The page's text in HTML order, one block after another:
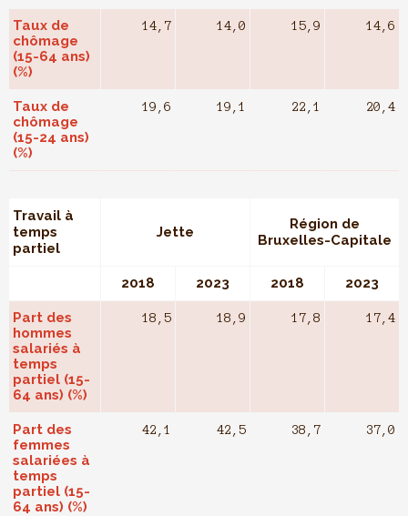
Taux de
chômage
(15-64 ans)
(%)
14,7 14,0 15,9 14,6
Taux de
chômage
(15-24 ans)
(%)
19,6 19,1 22,1 20,4
Travail à
temps
partiel
Jette
Région de
Bruxelles-Capitale
2018 2023 2018 2023
Part des
hommes
salariés à
temps
partiel (15-
64 ans) (%)
18,5 18,9 17,8 17,4
Part des
femmes
salariées à
temps
partiel (15-
64 ans) (%)
42,1 42,5 38,7 37,0